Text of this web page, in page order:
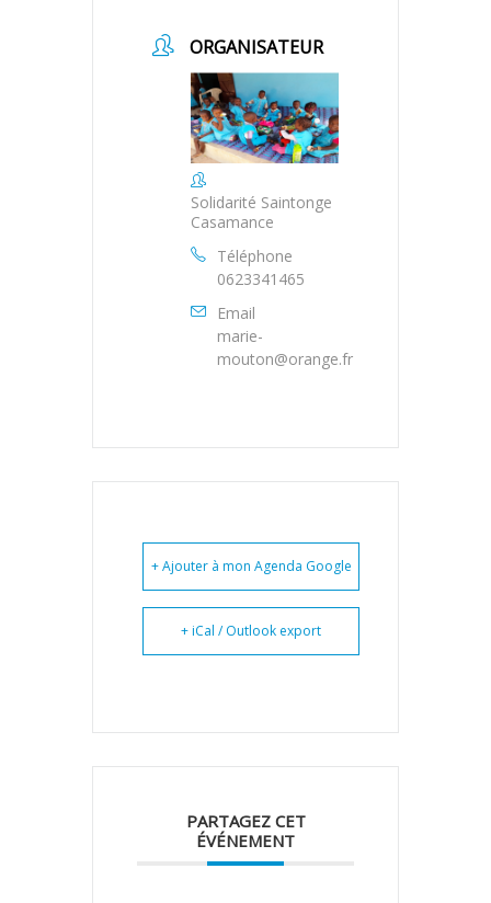
ORGANISATEUR
Solidarité Saintonge
Casamance
Téléphone
0623341465
Email
marie-
mouton@orange.fr
+ Ajouter à mon Agenda Google
+ iCal / Outlook export
PARTAGEZ CET
ÉVÉNEMENT